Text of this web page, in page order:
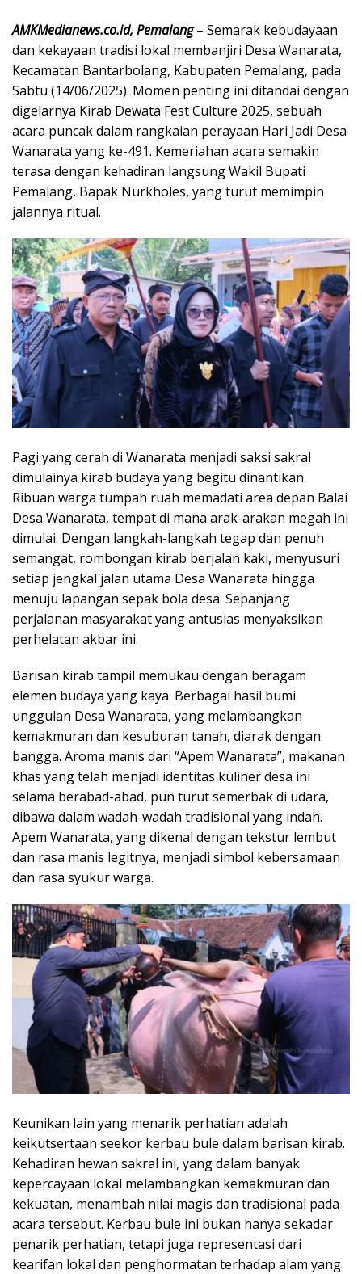
AMKMedianews.co.id, Pemalang– Semarak kebudayaan
dan kekayaan tradisi lokal membanjiri Desa Wanarata,
Kecamatan Bantarbolang, Kabupaten Pemalang, pada
Sabtu (14/06/2025). Momen penting ini ditandai dengan
digelarnya Kirab Dewata Fest Culture 2025, sebuah
acara puncak dalam rangkaian perayaan Hari Jadi Desa
Wanarata yang ke-491. Kemeriahan acara semakin
terasa dengan kehadiran langsung Wakil Bupati
Pemalang, Bapak Nurkholes, yang turut memimpin
jalannya ritual.
Pagi yang cerah di Wanarata menjadi saksi sakral
dimulainya kirab budaya yang begitu dinantikan.
Ribuan warga tumpah ruah memadati area depan Balai
Desa Wanarata, tempat di mana arak-arakan megah ini
dimulai. Dengan langkah-langkah tegap dan penuh
semangat, rombongan kirab berjalan kaki, menyusuri
setiap jengkal jalan utama Desa Wanarata hingga
menuju lapangan sepak bola desa. Sepanjang
perjalanan masyarakat yang antusias menyaksikan
perhelatan akbar ini.
Barisan kirab tampil memukau dengan beragam
elemen budaya yang kaya. Berbagai hasil bumi
unggulan Desa Wanarata, yang melambangkan
kemakmuran dan kesuburan tanah, diarak dengan
bangga. Aroma manis dari “Apem Wanarata”, makanan
khas yang telah menjadi identitas kuliner desa ini
selama berabad-abad, pun turut semerbak di udara,
dibawa dalam wadah-wadah tradisional yang indah.
Apem Wanarata, yang dikenal dengan tekstur lembut
dan rasa manis legitnya, menjadi simbol kebersamaan
dan rasa syukur warga.
Keunikan lain yang menarik perhatian adalah
keikutsertaan seekor kerbau bule dalam barisan kirab.
Kehadiran hewan sakral ini, yang dalam banyak
kepercayaan lokal melambangkan kemakmuran dan
kekuatan, menambah nilai magis dan tradisional pada
acara tersebut. Kerbau bule ini bukan hanya sekadar
penarik perhatian, tetapi juga representasi dari
kearifan lokal dan penghormatan terhadap alam yang